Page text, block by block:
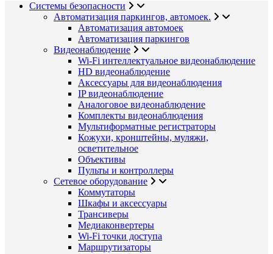
Системы безопасности
Автоматизация паркингов, автомоек.
Автоматизация автомоек
Автоматизация паркингов
Видеонаблюдение
Wi-Fi интеллектуальное видеонаблюдение
HD видеонаблюдение
Аксессуары для видеонаблюдения
IP видеонаблюдение
Аналоговое видеонаблюдение
Комплекты видеонаблюдения
Мультиформатные регистраторы
Кожухи, кронштейны, муляжи,
осветительное
Объективы
Пульты и контроллеры
Сетевое оборудование
Коммутаторы
Шкафы и аксессуары
Трансиверы
Медиаконвертеры
Wi-Fi точки доступа
Маршрутизаторы